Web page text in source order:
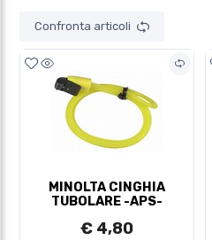
Confronta articoli
MINOLTA CINGHIA
TUBOLARE -APS-
€ 4,80